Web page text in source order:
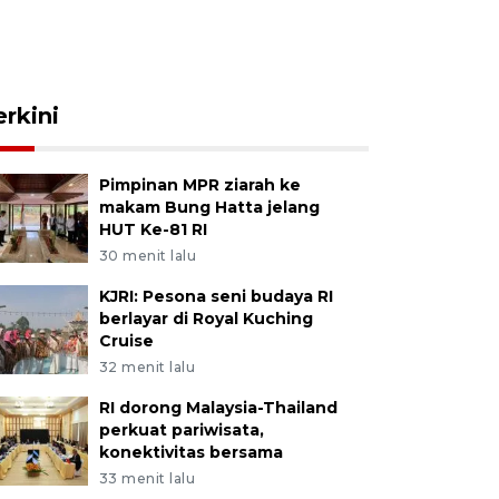
Pimpinan MPR ziarah ke
makam Bung Hatta jelang
HUT Ke-81 RI
30 menit lalu
KJRI: Pesona seni budaya RI
berlayar di Royal Kuching
Cruise
32 menit lalu
RI dorong Malaysia-Thailand
perkuat pariwisata,
konektivitas bersama
33 menit lalu